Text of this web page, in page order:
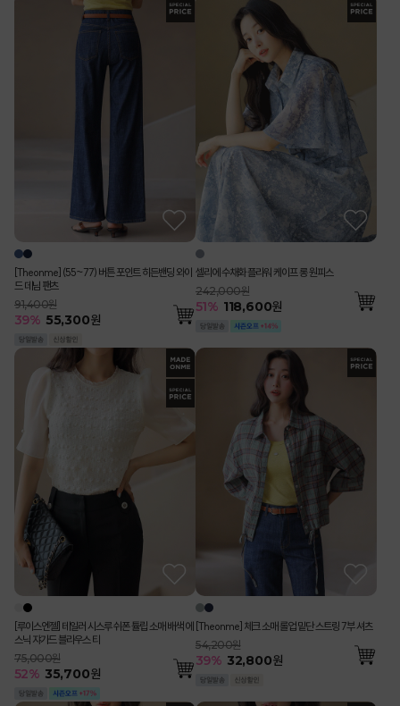
[Theonme] (55~77) 버튼 포인트 히든밴딩 와이
드 데님 팬츠
91,400원
39% 55,300원
셀리에 수채화 플라워 케이프 롱 원피스
242,000원
51% 118,600원
[루이스엔젤] 테일러 시스루 쉬폰 튤립 소매 배색 에
스닉 쟈가드 블라우스 티
75,000원
52% 35,700원
[Theonme] 체크 소매 롤업 밑단 스트링 7부 셔츠
54,200원
39% 32,800원